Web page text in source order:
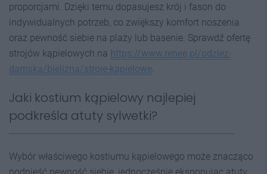
proporcjami. Dzięki temu dopasujesz krój i fason do
indywidualnych potrzeb, co zwiększy komfort noszenia
oraz pewność siebie na plaży lub basenie. Sprawdź ofertę
strojów kąpielowych na https://www.renee.pl/odziez-
damska/bielizna/stroje-kapielowe
Jaki kostium kąpielowy najlepiej
podkreśla atuty sylwetki?
Wybór właściwego kostiumu kąpielowego może znacząco
podnieść pewność siebie, jednocześnie eksponując atuty